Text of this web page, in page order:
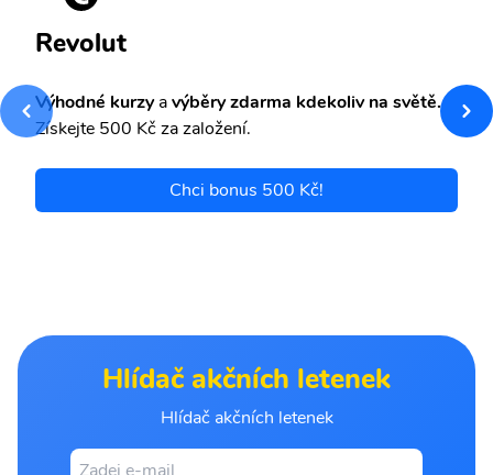
Revolut
Výhodné kurzyavýběry zdarma kdekoliv na světě.
Získejte 500 Kč za založení.
Chci bonus 500 Kč!
Hlídač akčních letenek
Hlídač akčních letenek